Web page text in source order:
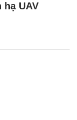
hạ UAV